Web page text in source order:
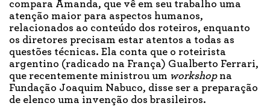
compara Amanda, que vê em seu trabalho uma
atenção maior para aspectos humanos,
relacionados ao conteúdo dos roteiros, enquanto
os diretores precisam estar atentos a todas as
questões técnicas. Ela conta que o roteirista
argentino (radicado na França) Gualberto Ferrari,
que recentemente ministrou um workshopna
Fundação Joaquim Nabuco, disse ser a preparação
de elenco uma invenção dos brasileiros.